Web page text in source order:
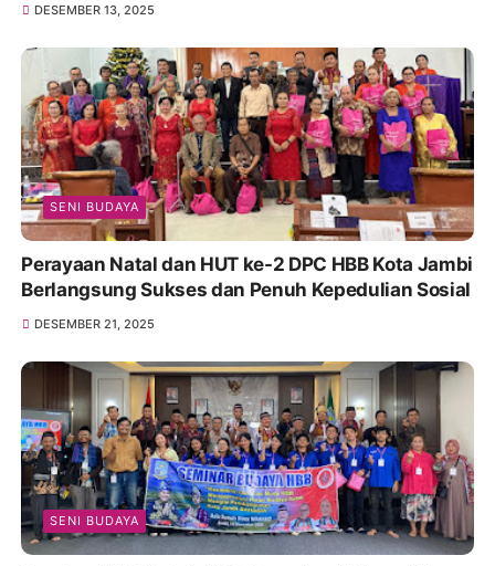
DESEMBER 13, 2025
SENI BUDAYA
Perayaan Natal dan HUT ke-2 DPC HBB Kota Jambi
Berlangsung Sukses dan Penuh Kepedulian Sosial
DESEMBER 21, 2025
SENI BUDAYA